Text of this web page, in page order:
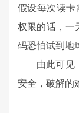
假设每次读卡
权限的话，一
码恐怕试到地
由此可见
安全，破解的